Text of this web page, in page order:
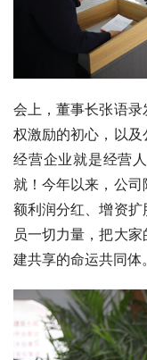
会上，董事长张语
权激励的初心，以及
经营企业就是经营
就！今年以来，公
额利润分红、增资
员一切力量，把大
建共享的命运共同体。